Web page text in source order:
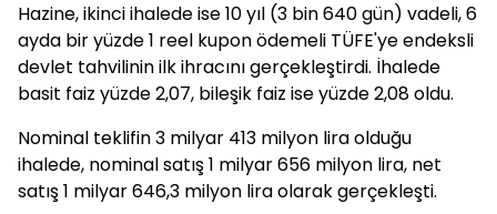
Hazine, ikinci ihalede ise 10 yıl (3 bin 640 gün) vadeli, 6
ayda bir yüzde 1 reel kupon ödemeli TÜFE'ye endeksli
devlet tahvilinin ilk ihracını gerçekleştirdi. İhalede
basit faiz yüzde 2,07, bileşik faiz ise yüzde 2,08 oldu.
Nominal teklifin 3 milyar 413 milyon lira olduğu
ihalede, nominal satış 1 milyar 656 milyon lira, net
satış 1 milyar 646,3 milyon lira olarak gerçekleşti.